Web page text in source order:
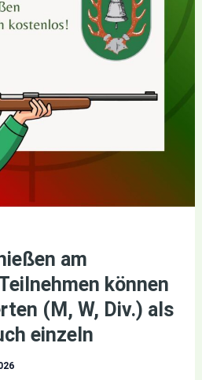
am
können
(M, W, Div.) als
einzeln